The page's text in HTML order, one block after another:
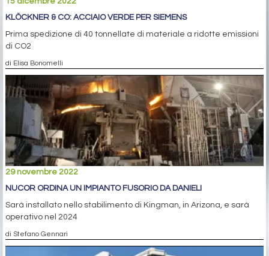
KLÖCKNER & CO: ACCIAIO VERDE PER SIEMENS
Prima spedizione di 40 tonnellate di materiale a ridotte emissioni
di CO2
di Elisa Bonomelli
29 novembre 2022
NUCOR ORDINA UN IMPIANTO FUSORIO DA DANIELI
Sarà installato nello stabilimento di Kingman, in Arizona, e sarà
operativo nel 2024
di Stefano Gennari